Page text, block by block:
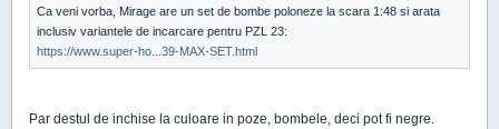
Ca veni vorba, Mirage are un set de bombe poloneze la scara 1:48 si arata
inclusiv variantele de incarcare pentru PZL 23:
https://www.super-ho...39-MAX-SET.html
Par destul de inchise la culoare in poze, bombele, deci pot fi negre.